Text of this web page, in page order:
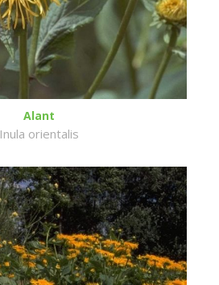
Alant
Inula orientalis